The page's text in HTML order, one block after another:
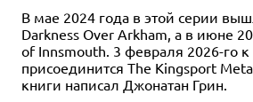
В мае 2024 года в этой серии
Darkness Over Arkham, а в июне
of Innsmouth. 3 февраля 2026-го
присоединится The Kingsport
книги написал Джонатан Грин.